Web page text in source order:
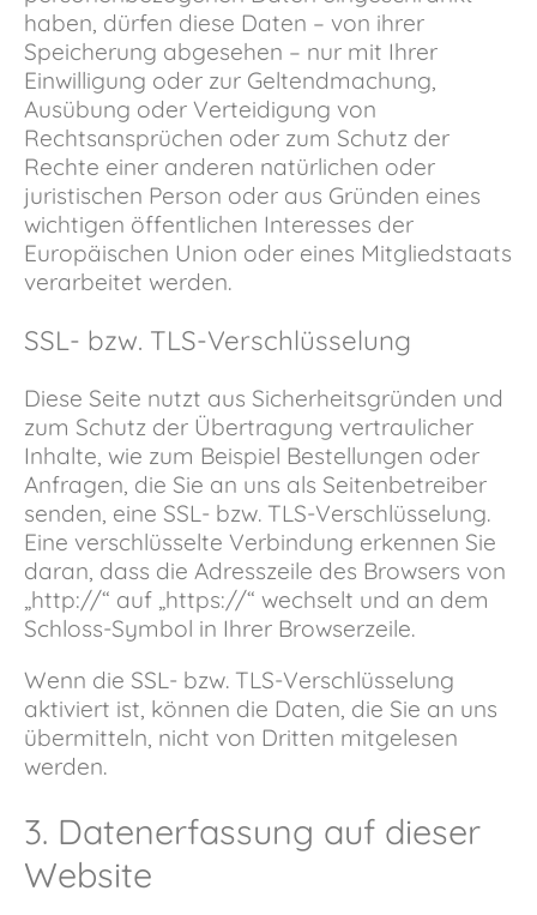
haben, dürfen diese Daten – von ihrer
Speicherung abgesehen – nur mit Ihrer
Einwilligung oder zur Geltendmachung,
Ausübung oder Verteidigung von
Rechtsansprüchen oder zum Schutz der
Rechte einer anderen natürlichen oder
juristischen Person oder aus Gründen eines
wichtigen öffentlichen Interesses der
Europäischen Union oder eines Mitgliedstaats
verarbeitet werden.
SSL- bzw. TLS-Verschlüsselung
Diese Seite nutzt aus Sicherheitsgründen und
zum Schutz der Übertragung vertraulicher
Inhalte, wie zum Beispiel Bestellungen oder
Anfragen, die Sie an uns als Seitenbetreiber
senden, eine SSL- bzw. TLS-Verschlüsselung.
Eine verschlüsselte Verbindung erkennen Sie
daran, dass die Adresszeile des Browsers von
„http://“ auf „https://“ wechselt und an dem
Schloss-Symbol in Ihrer Browserzeile.
Wenn die SSL- bzw. TLS-Verschlüsselung
aktiviert ist, können die Daten, die Sie an uns
übermitteln, nicht von Dritten mitgelesen
werden.
3. Datenerfassung auf dieser
Website